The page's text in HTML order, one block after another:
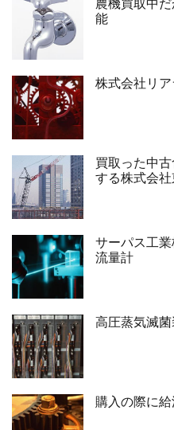
農機買取中
能
株式会社リ
買取った中
する株式会
サーパス工
流量計
高圧蒸気滅
購入の際に